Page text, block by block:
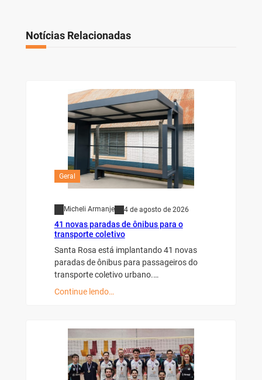
Notícias Relacionadas
Geral
Micheli Armanje 4 de agosto de 2026
41 novas paradas de ônibus para o
transporte coletivo
Santa Rosa está implantando 41 novas
paradas de ônibus para passageiros do
transporte coletivo urbano.…
Continue lendo…